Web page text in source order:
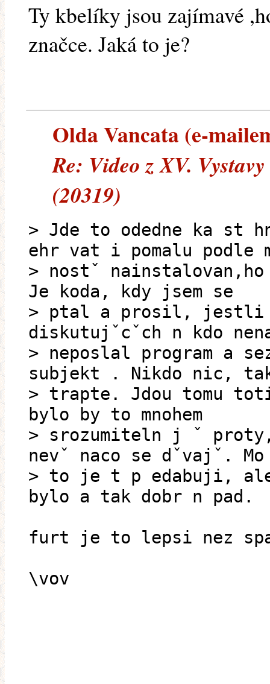
Ty kbelíky jsou zajímavé
značce. Jaká to je?
Olda Vancata (e-
Re: Video z XV.
(20319)
> Jde to odedne ka st
ehr vat i pomalu podle
> nostˇ
Je koda, kdy jsem se
> ptal a prosil, jestli
diskutujˇcˇch n kdo
> neposlal program a
subjekt . Nikdo nic,
> trapte. Jdou tomu
bylo by to mnohem
> srozumiteln j ˇ
nevˇ naco se dˇvajˇ.
> to je t p edabuji,
bylo a tak dobr n pad.
furt je to lepsi nez
\vov